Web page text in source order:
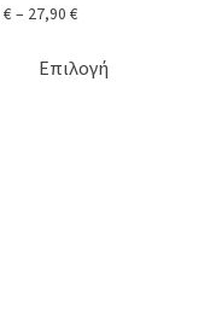
€ – 27,90 €
Επιλογή